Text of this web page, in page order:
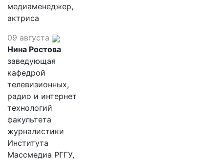
медиаменеджер,
актриса
09 августа
Нина Ростова
заведующая
кафедрой
телевизионных,
радио и интернет
технологий
факультета
журналистики
Института
Массмедиа РГГУ,